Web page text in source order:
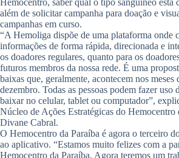
Hemocentro, saber qual o tipo sanguíneo está
além de solicitar campanha para doação e
campanhas em curso.
“A Hemoliga dispõe de uma plataforma onde
informações de forma rápida, direcionada e
os doadores regulares, quanto para os
futuros membros da nossa rede. É uma
baixas que, geralmente, acontecem nos
dezembro. Todas as pessoas podem fazer uso
baixar no celular, tablet ou computador”,
Núcleo de Ações Estratégicas do Hemocentro
Divane Cabral.
O Hemocentro da Paraíba é agora o terceiro
ao aplicativo. “Estamos muito felizes com a
Hemocentro da Paraíba. Agora teremos um